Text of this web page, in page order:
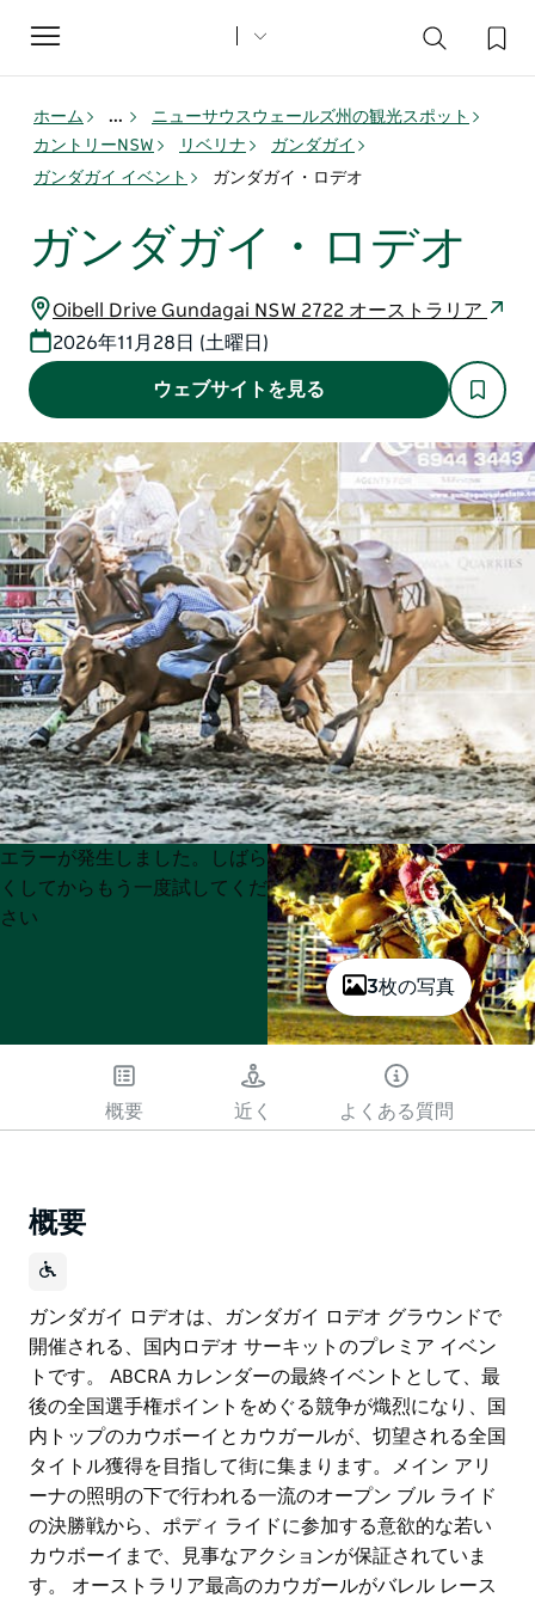
Toggle
navigation
ホーム ...
ニューサウスウェールズ州の観光スポット
カントリーNSW
リベリナ
ガンダガイ
ガンダガイ イベント
ガンダガイ・ロデオ
ガンダガイ・ロデオ
Oibell Drive Gundagai NSW 2722 オーストラリア
2026年11月28日 (土曜日)
ウェブサイトを見る
3枚の写真
Product
List
Product
List
エラーが発生しました。しばら
くしてからもう一度試してくだ
さい
概要 近く よくある質問
概要
ガンダガイ ロデオは、ガンダガイ ロデオ グラウンドで
開催される、国内ロデオ サーキットのプレミア イベン
トです。 ABCRA カレンダーの最終イベントとして、最
後の全国選手権ポイントをめぐる競争が熾烈になり、国
内トップのカウボーイとカウガールが、切望される全国
タイトル獲得を目指して街に集まります。メイン アリ
ーナの照明の下で行われる一流のオープン ブル ライド
の決勝戦から、ポディ ライドに参加する意欲的な若い
カウボーイまで、見事なアクションが保証されていま
す。 オーストラリア最高のカウガールがバレル レース